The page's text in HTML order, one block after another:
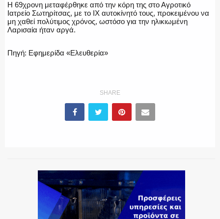
ΕΚΑΒ
ΟΠΛΑ/ΕΞΟΠΛΙΣΜΟΣ
Η 69χρονη μεταφέρθηκε από την κόρη της στο Αγροτικό
Ιατρείο Σωτηρίτσας, με το ΙΧ αυτοκίνητό τους, προκειμένου να
μη χαθεί πολύτιμος χρόνος, ωστόσο για την ηλικιωμένη
Λαρισαία ήταν αργά.
Πηγή: Εφημερίδα «Ελευθερία»
SHARE